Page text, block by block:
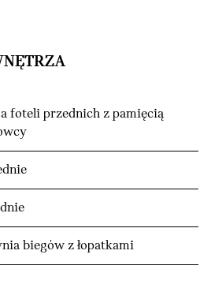
foteli przednich z pamięcią
biegów z łopatkami